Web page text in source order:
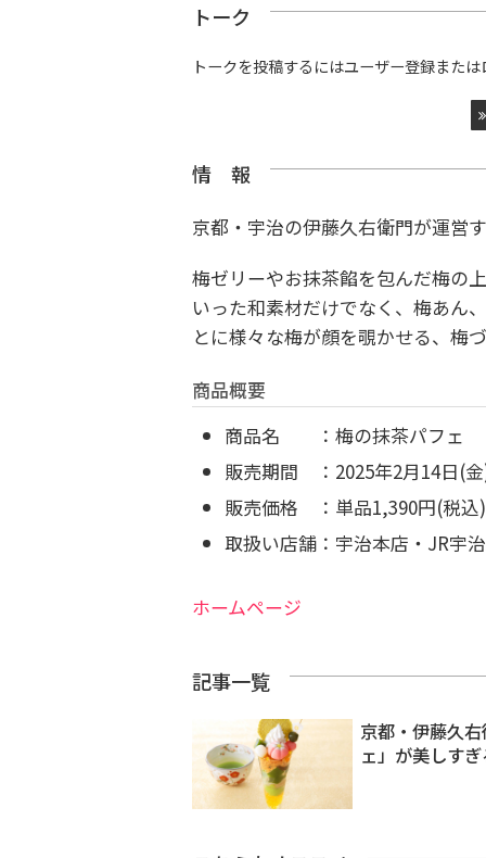
トーク
トークを投稿するにはユーザー登録または
情 報
京都・宇治の伊藤久右衛門が運営
梅ゼリーやお抹茶餡を包んだ梅の
いった和素材だけでなく、梅あん
とに様々な梅が顔を覗かせる、梅
商品概要
商品名 ：梅の抹茶パフェ
販売期間 ：2025年2月14日(
販売価格 ：単品1,390円(税込
取扱い店舗：宇治本店・JR宇
ホームページ
記事一覧
京都・伊藤久
ェ」が美しすぎ